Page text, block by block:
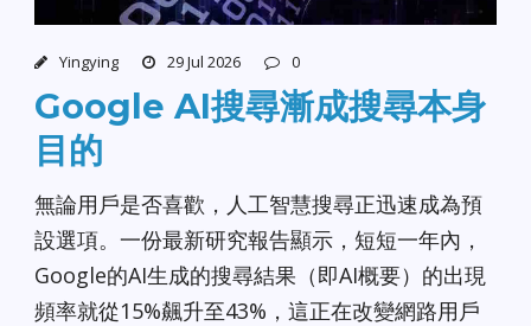
Yingying 29 Jul 2026 0
Google AI搜尋漸成搜尋本身
目的
無論用戶是否喜歡，人工智慧搜尋正迅速成為預
設選項。一份最新研究報告顯示，短短一年內，
Google的AI生成的搜尋結果（即AI概要）的出現
頻率就從15%飆升至43%，這正在改變網路用戶